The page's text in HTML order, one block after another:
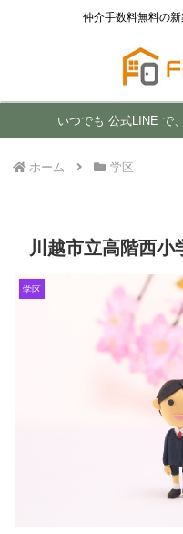
仲介手数料無料の
いつでも 公式LINE で
ホーム 学区
川越市立高階西小
学区